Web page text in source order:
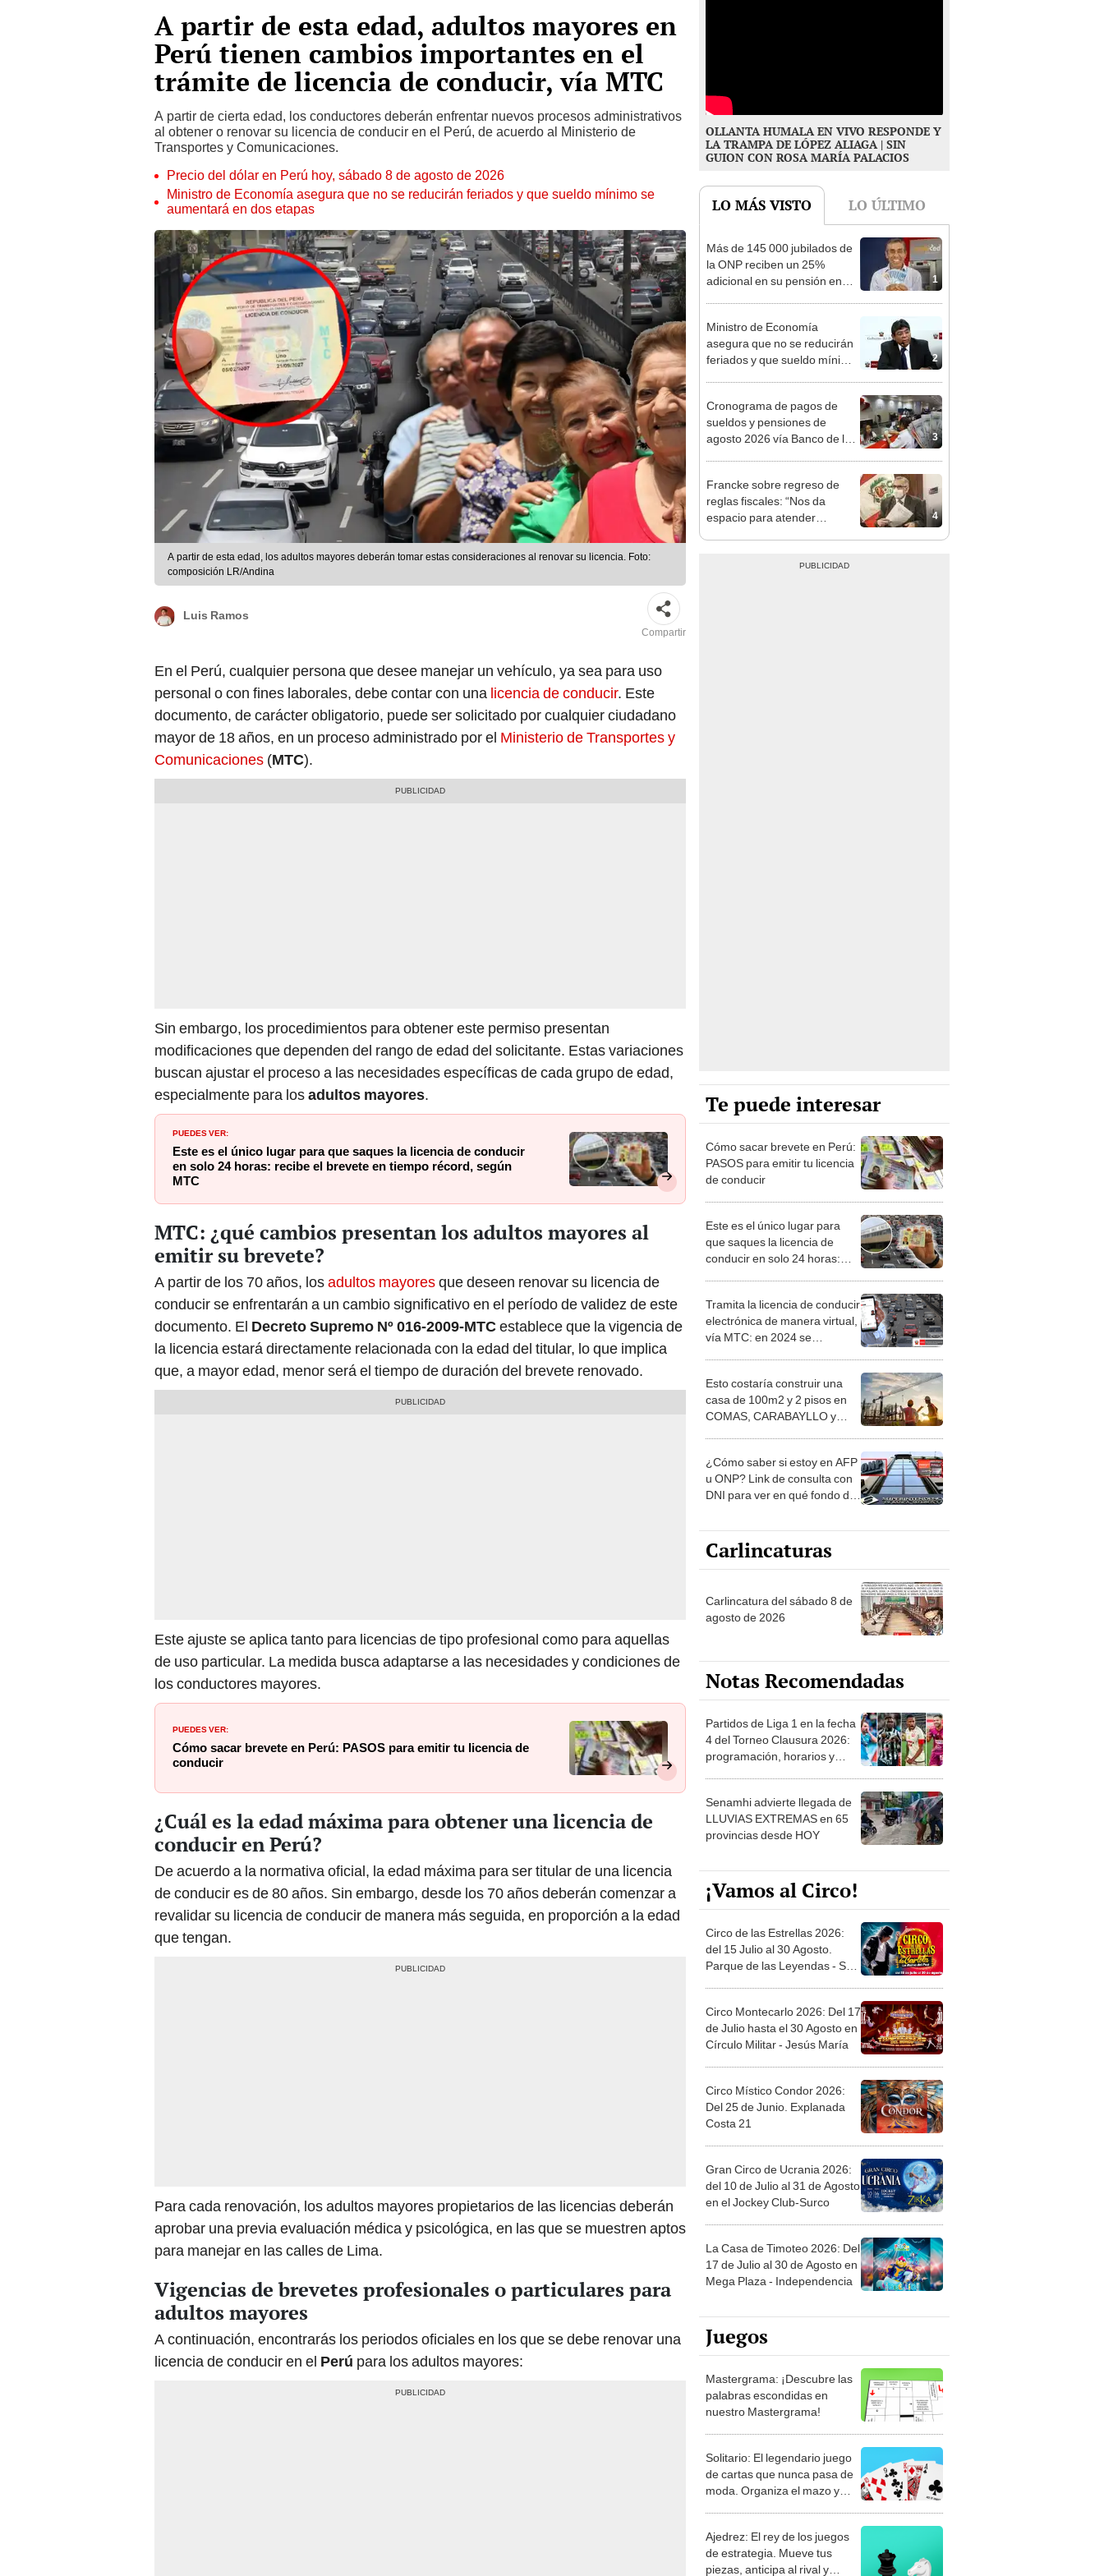
A partir de esta edad, adultos mayores en
Perú tienen cambios importantes en el
trámite de licencia de conducir, vía MTC
A partir de cierta edad, los conductores deberán enfrentar nuevos procesos administrativos
al obtener o renovar su licencia de conducir en el Perú, de acuerdo al Ministerio de
Transportes y Comunicaciones.
Precio del dólar en Perú hoy, sábado 8 de agosto de 2026
Ministro de Economía asegura que no se reducirán feriados y que sueldo mínimo se
aumentará en dos etapas
A partir de esta edad, los adultos mayores deberán tomar estas consideraciones al renovar su licencia. Foto:
composición LR/Andina
Luis Ramos
Compartir
En el Perú, cualquier persona que desee manejar un vehículo, ya sea para uso
personal o con fines laborales, debe contar con una licencia de conducir. Este
documento, de carácter obligatorio, puede ser solicitado por cualquier ciudadano
mayor de 18 años, en un proceso administrado por el Ministerio de Transportes y
Comunicaciones (MTC).
Sin embargo, los procedimientos para obtener este permiso presentan
modificaciones que dependen del rango de edad del solicitante. Estas variaciones
buscan ajustar el proceso a las necesidades específicas de cada grupo de edad,
especialmente para losadultos mayores.
PUEDES VER:
Este es el único lugar para que saques la licencia de conducir
en solo 24 horas: recibe el brevete en tiempo récord, según
MTC
MTC: ¿qué cambios presentan los adultos mayores al
emitir su brevete?
A partir de los 70 años, losadultos mayoresque deseen renovar su licencia de
conducir se enfrentarán a un cambio significativo en el período de validez de este
documento. El Decreto Supremo Nº 016-2009-MTCestablece que la vigencia de
la licencia estará directamente relacionada con la edad del titular, lo que implica
que, a mayor edad, menor será el tiempo de duración del brevete renovado.
Este ajuste se aplica tanto para licencias de tipo profesional como para aquellas
de uso particular. La medida busca adaptarse a las necesidades y condiciones de
los conductores mayores.
PUEDES VER:
Cómo sacar brevete en Perú: PASOS para emitir tu licencia de
conducir
¿Cuál es la edad máxima para obtener una licencia de
conducir en Perú?
De acuerdo a la normativa oficial, la edad máxima para ser titular de una licencia
de conducir es de 80 años. Sin embargo, desde los 70 años deberán comenzar a
revalidar su licencia de conducir de manera más seguida, en proporción a la edad
que tengan.
Para cada renovación, los adultos mayores propietarios de las licencias deberán
aprobar una previa evaluación médica y psicológica, en las que se muestren aptos
para manejar en las calles de Lima.
Vigencias de brevetes profesionales o particulares para
adultos mayores
A continuación, encontrarás los periodos oficiales en los que se debe renovar una
licencia de conducir en el Perú para los adultos mayores:
OLLANTA HUMALA EN VIVO RESPONDE Y
LA TRAMPA DE LÓPEZ ALIAGA | SIN
GUION CON ROSA MARÍA PALACIOS
LO MÁS VISTO LO ÚLTIMO
1
Más de 145 000 jubilados de
la ONP reciben un 25%
adicional en su pensión en
2
Ministro de Economía
asegura que no se reducirán
feriados y que sueldo mínimo
3
Cronograma de pagos de
sueldos y pensiones de
agosto 2026 vía Banco de la
4
Francke sobre regreso de
reglas fiscales: “Nos da
espacio para atender
Te puede interesar
Cómo sacar brevete en Perú:
PASOS para emitir tu licencia
de conducir
Este es el único lugar para
que saques la licencia de
conducir en solo 24 horas:
Tramita la licencia de conducir
electrónica de manera virtual,
vía MTC: en 2024 se
Esto costaría construir una
casa de 100m2 y 2 pisos en
COMAS, CARABAYLLO y
¿Cómo saber si estoy en AFP
u ONP? Link de consulta con
DNI para ver en qué fondo de
Carlincaturas
Carlincatura del sábado 8 de
agosto de 2026
Notas Recomendadas
Partidos de Liga 1 en la fecha
4 del Torneo Clausura 2026:
programación, horarios y
Senamhi advierte llegada de
LLUVIAS EXTREMAS en 65
provincias desde HOY
¡Vamos al Circo!
Circo de las Estrellas 2026:
del 15 Julio al 30 Agosto.
Parque de las Leyendas - San
Circo Montecarlo 2026: Del 17
de Julio hasta el 30 Agosto en
Círculo Militar - Jesús María
Circo Místico Condor 2026:
Del 25 de Junio. Explanada
Costa 21
Gran Circo de Ucrania 2026:
del 10 de Julio al 31 de Agosto
en el Jockey Club-Surco
La Casa de Timoteo 2026: Del
17 de Julio al 30 de Agosto en
Mega Plaza - Independencia
Juegos
Mastergrama: ¡Descubre las
palabras escondidas en
nuestro Mastergrama!
Solitario: El legendario juego
de cartas que nunca pasa de
moda. Organiza el mazo y
Ajedrez: El rey de los juegos
de estrategia. Mueve tus
piezas, anticipa al rival y